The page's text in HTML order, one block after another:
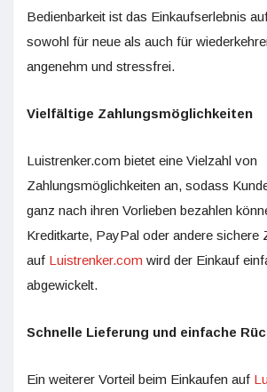
Bedienbarkeit ist das Einkaufserlebnis
sowohl für neue als auch für
angenehm und stressfrei.
Vielfältige Zahlungsmöglichkeiten
Luistrenker.com bietet eine Vielzahl von
Zahlungsmöglichkeiten an, sodass
ganz nach ihren Vorlieben bezahlen
Kreditkarte, PayPal oder andere sichere
auf Luistrenker.com wird der Einkauf
abgewickelt.
Schnelle Lieferung und einfache
Ein weiterer Vorteil beim Einkaufen auf